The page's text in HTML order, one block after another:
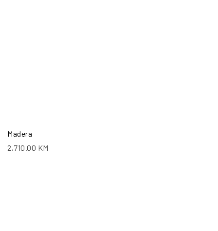
Madera
2,710.00 KM